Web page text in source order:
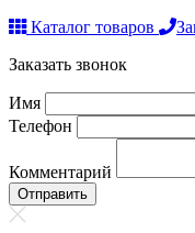
Каталог товаров
Заказать звонок
Имя
Телефон
Комментарий
Отправить